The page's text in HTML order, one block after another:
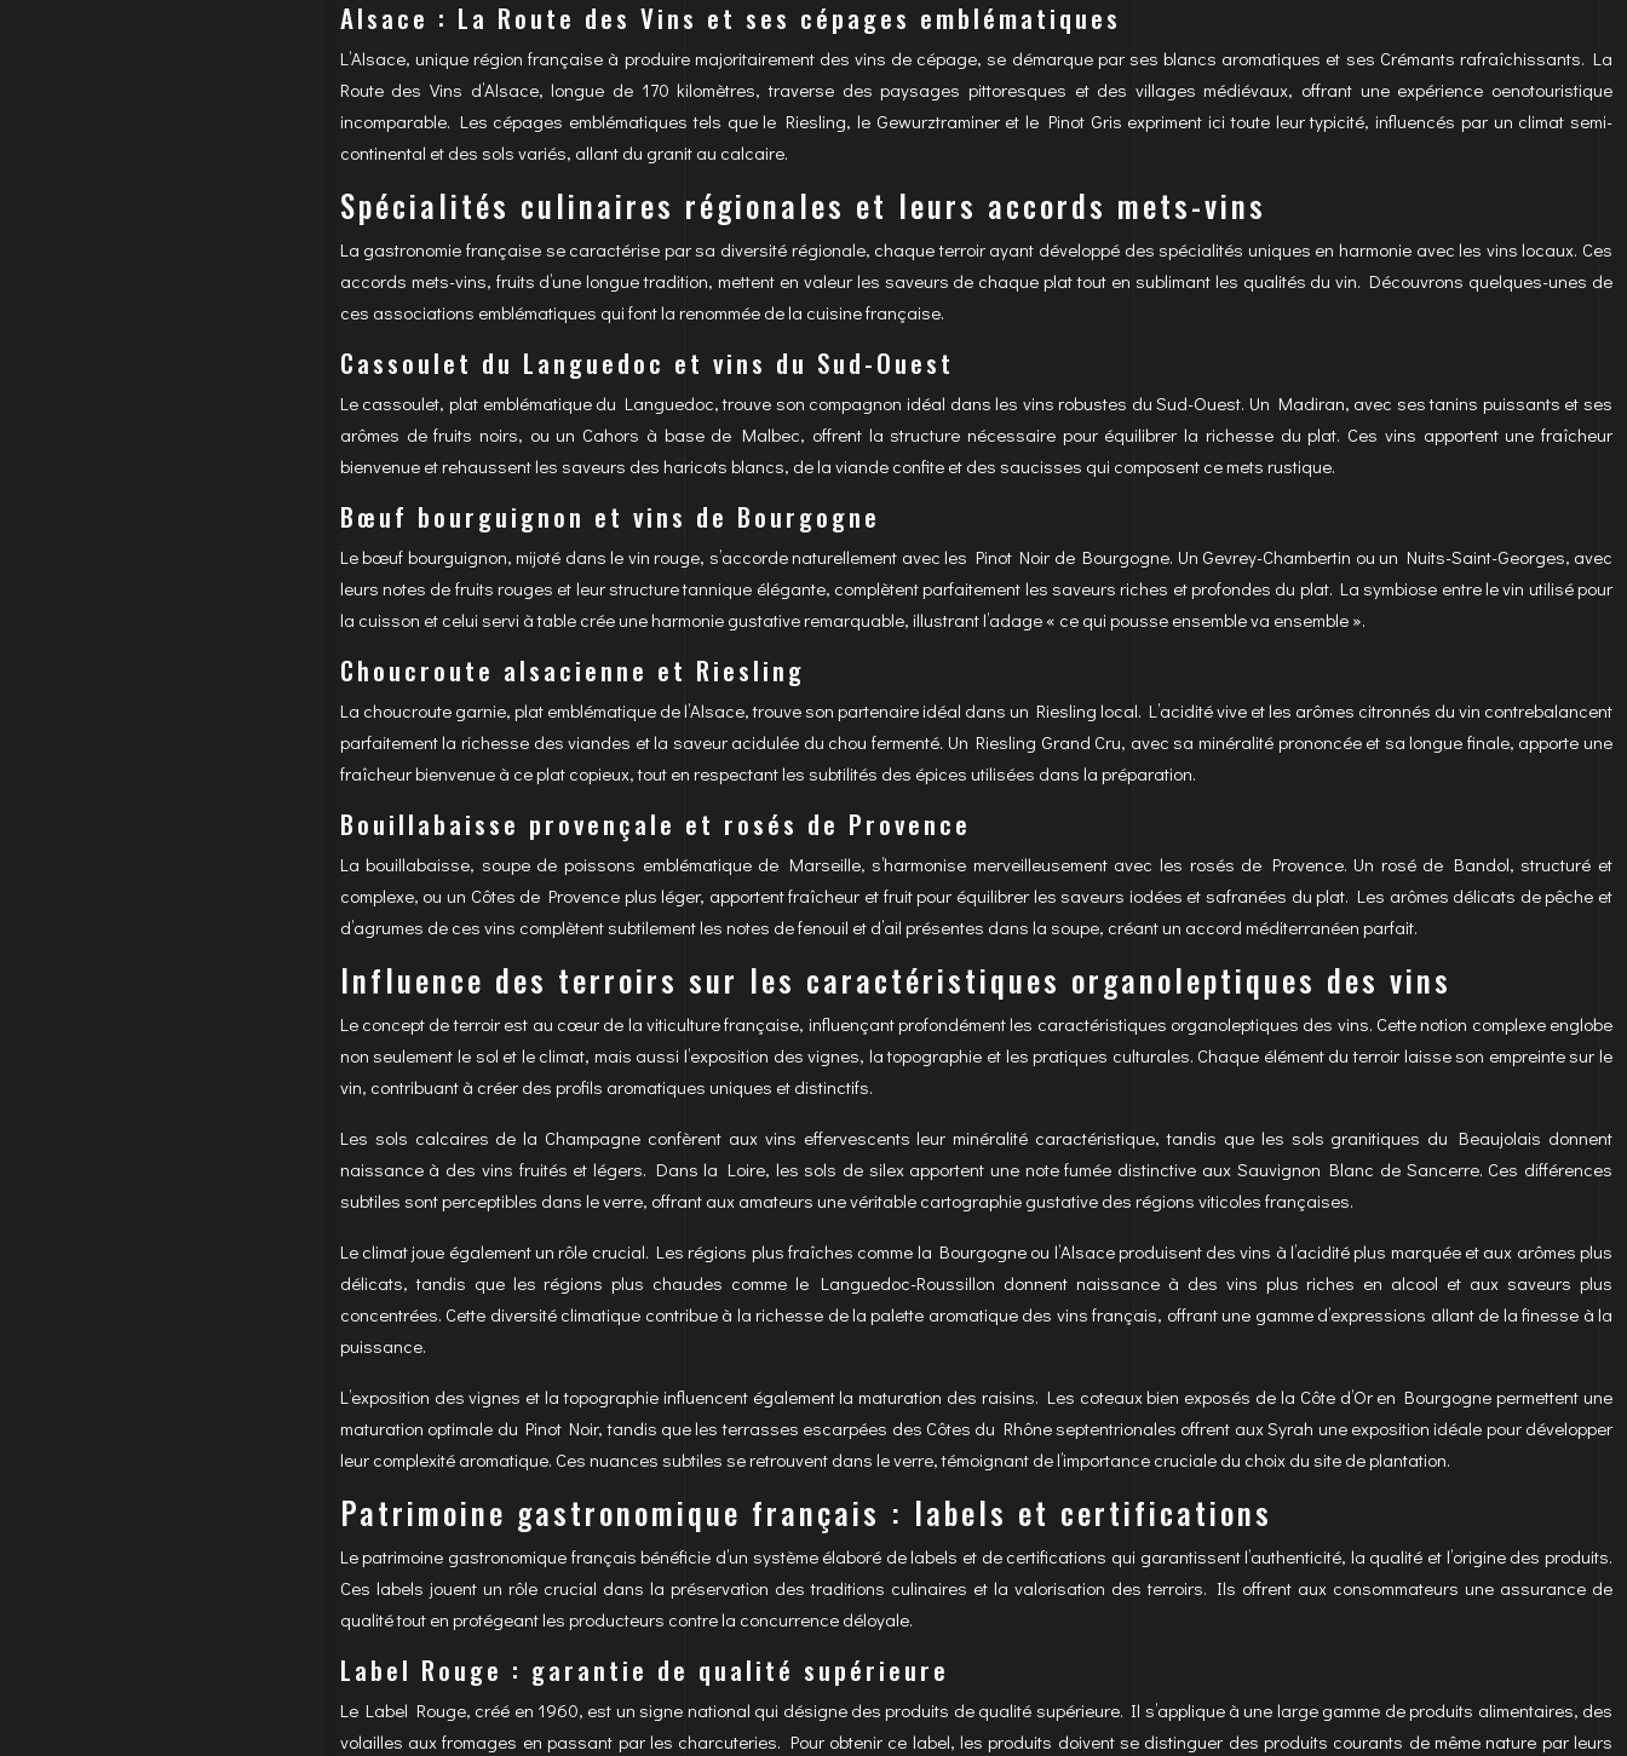
Alsace : La Route des Vins et ses cépages emblématiques
L’Alsace, unique région française à produire majoritairement des vins de cépage, se démarque par ses blancs aromatiques et ses Crémants rafraîchissants. La
Route des Vins d’Alsace, longue de 170 kilomètres, traverse des paysages pittoresques et des villages médiévaux, offrant une expérience oenotouristique
incomparable. Les cépages emblématiques tels que le Riesling, le Gewurztraminer et le Pinot Gris expriment ici toute leur typicité, influencés par un climat semi-
continental et des sols variés, allant du granit au calcaire.
Spécialités culinaires régionales et leurs accords mets-vins
La gastronomie française se caractérise par sa diversité régionale, chaque terroir ayant développé des spécialités uniques en harmonie avec les vins locaux. Ces
accords mets-vins, fruits d’une longue tradition, mettent en valeur les saveurs de chaque plat tout en sublimant les qualités du vin. Découvrons quelques-unes de
ces associations emblématiques qui font la renommée de la cuisine française.
Cassoulet du Languedoc et vins du Sud-Ouest
Le cassoulet, plat emblématique du Languedoc, trouve son compagnon idéal dans les vins robustes du Sud-Ouest. Un Madiran, avec ses tanins puissants et ses
arômes de fruits noirs, ou un Cahors à base de Malbec, offrent la structure nécessaire pour équilibrer la richesse du plat. Ces vins apportent une fraîcheur
bienvenue et rehaussent les saveurs des haricots blancs, de la viande confite et des saucisses qui composent ce mets rustique.
Bœuf bourguignon et vins de Bourgogne
Le bœuf bourguignon, mijoté dans le vin rouge, s’accorde naturellement avec les Pinot Noir de Bourgogne. Un Gevrey-Chambertin ou un Nuits-Saint-Georges, avec
leurs notes de fruits rouges et leur structure tannique élégante, complètent parfaitement les saveurs riches et profondes du plat. La symbiose entre le vin utilisé pour
la cuisson et celui servi à table crée une harmonie gustative remarquable, illustrant l’adage « ce qui pousse ensemble va ensemble ».
Choucroute alsacienne et Riesling
La choucroute garnie, plat emblématique de l’Alsace, trouve son partenaire idéal dans un Riesling local. L’acidité vive et les arômes citronnés du vin contrebalancent
parfaitement la richesse des viandes et la saveur acidulée du chou fermenté. Un Riesling Grand Cru, avec sa minéralité prononcée et sa longue finale, apporte une
fraîcheur bienvenue à ce plat copieux, tout en respectant les subtilités des épices utilisées dans la préparation.
Bouillabaisse provençale et rosés de Provence
La bouillabaisse, soupe de poissons emblématique de Marseille, s’harmonise merveilleusement avec les rosés de Provence. Un rosé de Bandol, structuré et
complexe, ou un Côtes de Provence plus léger, apportent fraîcheur et fruit pour équilibrer les saveurs iodées et safranées du plat. Les arômes délicats de pêche et
d’agrumes de ces vins complètent subtilement les notes de fenouil et d’ail présentes dans la soupe, créant un accord méditerranéen parfait.
Influence des terroirs sur les caractéristiques organoleptiques des vins
Le concept de terroir est au cœur de la viticulture française, influençant profondément les caractéristiques organoleptiques des vins. Cette notion complexe englobe
non seulement le sol et le climat, mais aussi l’exposition des vignes, la topographie et les pratiques culturales. Chaque élément du terroir laisse son empreinte sur le
vin, contribuant à créer des profils aromatiques uniques et distinctifs.
Les sols calcaires de la Champagne confèrent aux vins effervescents leur minéralité caractéristique, tandis que les sols granitiques du Beaujolais donnent
naissance à des vins fruités et légers. Dans la Loire, les sols de silex apportent une note fumée distinctive aux Sauvignon Blanc de Sancerre. Ces différences
subtiles sont perceptibles dans le verre, offrant aux amateurs une véritable cartographie gustative des régions viticoles françaises.
Le climat joue également un rôle crucial. Les régions plus fraîches comme la Bourgogne ou l’Alsace produisent des vins à l’acidité plus marquée et aux arômes plus
délicats, tandis que les régions plus chaudes comme le Languedoc-Roussillon donnent naissance à des vins plus riches en alcool et aux saveurs plus
concentrées. Cette diversité climatique contribue à la richesse de la palette aromatique des vins français, offrant une gamme d’expressions allant de la finesse à la
puissance.
L’exposition des vignes et la topographie influencent également la maturation des raisins. Les coteaux bien exposés de la Côte d’Or en Bourgogne permettent une
maturation optimale du Pinot Noir, tandis que les terrasses escarpées des Côtes du Rhône septentrionales offrent aux Syrah une exposition idéale pour développer
leur complexité aromatique. Ces nuances subtiles se retrouvent dans le verre, témoignant de l’importance cruciale du choix du site de plantation.
Patrimoine gastronomique français : labels et certifications
Le patrimoine gastronomique français bénéficie d’un système élaboré de labels et de certifications qui garantissent l’authenticité, la qualité et l’origine des produits.
Ces labels jouent un rôle crucial dans la préservation des traditions culinaires et la valorisation des terroirs. Ils offrent aux consommateurs une assurance de
qualité tout en protégeant les producteurs contre la concurrence déloyale.
Label Rouge : garantie de qualité supérieure
Le Label Rouge, créé en 1960, est un signe national qui désigne des produits de qualité supérieure. Il s’applique à une large gamme de produits alimentaires, des
volailles aux fromages en passant par les charcuteries. Pour obtenir ce label, les produits doivent se distinguer des produits courants de même nature par leurs